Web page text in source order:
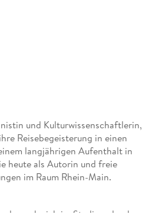
und Kulturwissenschaftlerin,
Reisebegeisterung in einen
langjährigen Aufenthalt in
heute als Autorin und freie
im Raum Rhein-Main.
grub sich im Studium durch